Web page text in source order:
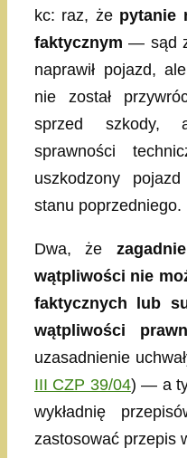
kc: raz, że pytanie
faktycznym — sąd
naprawił pojazd,
nie został
sprzed szkody,
sprawności
uszkodzony
stanu poprzedniego.
Dwa, że
wątpliwości nie
faktycznych lub
wątpliwości
uzasadnienie
III CZP 39/04) — a
wykładnię
zastosować przepis